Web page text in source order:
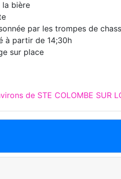
la bière
par les trompes de
à partir de 14;30h
sur place
de STE COLOMBE SUR